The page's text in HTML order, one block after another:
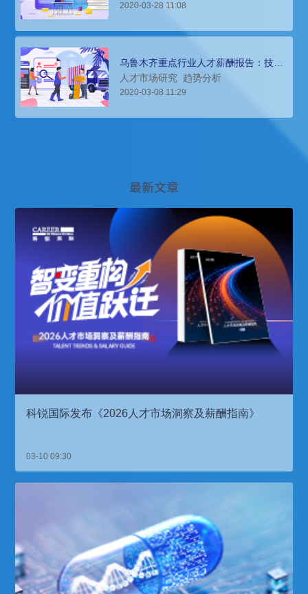
2020-03-28 11:08
乌鲁木齐重点行业人才薪酬报告：技能
人才和营销人才倍受青睐
人才市场研究 趋势分析
2020-03-08 11:29
最新文章
科锐国际发布《2026人才市场洞察及薪酬指南》
03-10 09:30